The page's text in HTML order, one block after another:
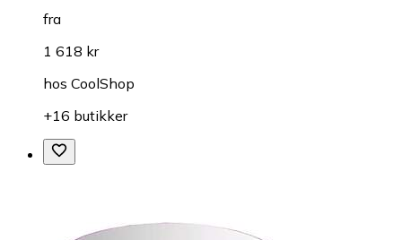
fra
1 618 kr
hos CoolShop
+16 butikker